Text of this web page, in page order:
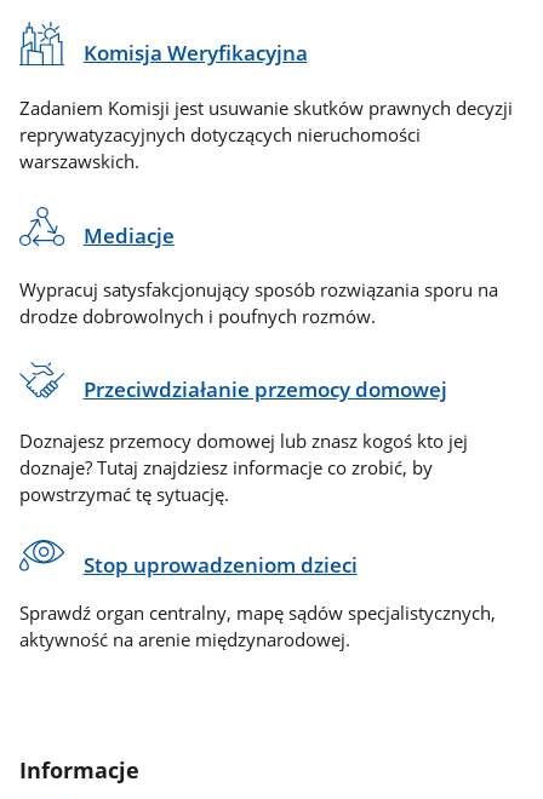
Komisja Weryfikacyjna
Zadaniem Komisji jest usuwanie skutków prawnych decyzji
reprywatyzacyjnych dotyczących nieruchomości
warszawskich.
Mediacje
Wypracuj satysfakcjonujący sposób rozwiązania sporu na
drodze dobrowolnych i poufnych rozmów.
Przeciwdziałanie przemocy domowej
Doznajesz przemocy domowej lub znasz kogoś kto jej
doznaje? Tutaj znajdziesz informacje co zrobić, by
powstrzymać tę sytuację.
Stop uprowadzeniom dzieci
Sprawdź organ centralny, mapę sądów specjalistycznych,
aktywność na arenie międzynarodowej.
Informacje